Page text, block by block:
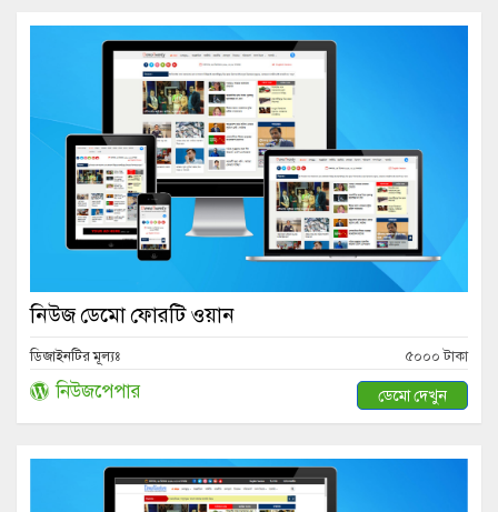
নিউজ ডেমো ফোরটি ওয়ান
ডিজাইনটির মূল্যঃ ৫০০০ টাকা
নিউজপেপার ডেমো দেখুন